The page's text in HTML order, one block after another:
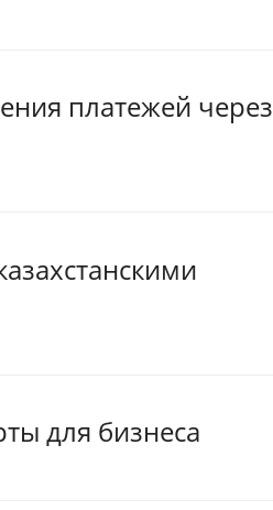
платежей через
для бизнеса